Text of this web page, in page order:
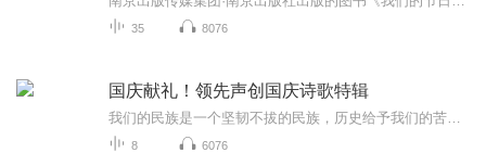
35 8076
国庆献礼！领先声创国庆诗歌特辑
8 6076